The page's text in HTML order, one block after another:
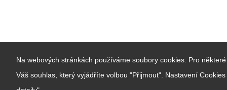
Na webových stránkách používáme soubory cookies. Pro
Váš souhlas, který vyjádříte volbou "Přijmout". Nastavení